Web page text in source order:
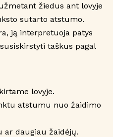
žiedus ant lovyje
sutarto atstumo.
ją interpretuoja patys
taškus pagal
lovyje.
atstumu nuo žaidimo
ar daugiau žaidėjų.